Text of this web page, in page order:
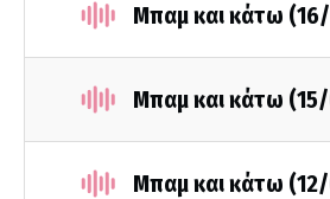
Μπαμ και κάτω
Μπαμ και κάτω
Μπαμ και κάτω